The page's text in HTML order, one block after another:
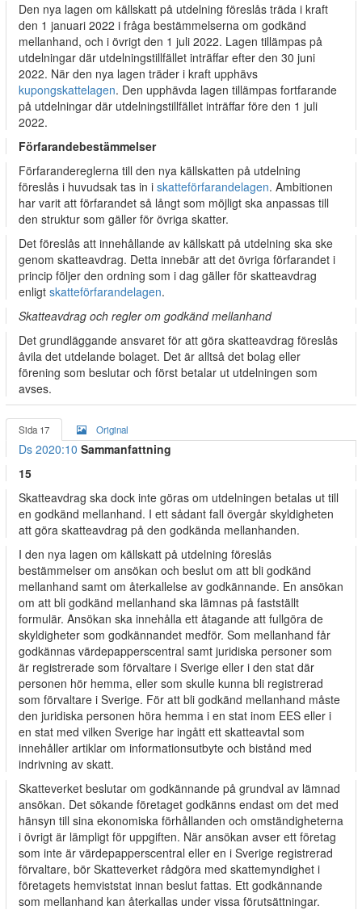
Den nya lagen om källskatt på utdelning föreslås träda i kraft
den 1 januari 2022 i fråga bestämmelserna om godkänd
mellanhand, och i övrigt den 1 juli 2022. Lagen tillämpas på
utdelningar där utdelningstillfället inträffar efter den 30 juni
2022. När den nya lagen träder i kraft upphävs
kupongskattelagen. Den upphävda lagen tillämpas fortfarande
på utdelningar där utdelningstillfället inträffar före den 1 juli
2022.
Förfarandebestämmelser
Förfarandereglerna till den nya källskatten på utdelning
föreslås i huvudsak tas in i skatteförfarandelagen. Ambitionen
har varit att förfarandet så långt som möjligt ska anpassas till
den struktur som gäller för övriga skatter.
Det föreslås att innehållande av källskatt på utdelning ska ske
genom skatteavdrag. Detta innebär att det övriga förfarandet i
princip följer den ordning som i dag gäller för skatteavdrag
enligt skatteförfarandelagen.
Skatteavdrag och regler om godkänd mellanhand
Det grundläggande ansvaret för att göra skatteavdrag föreslås
åvila det utdelande bolaget. Det är alltså det bolag eller
förening som beslutar och först betalar ut utdelningen som
avses.
Sida 17 Original
Ds 2020:10 Sammanfattning
15
Skatteavdrag ska dock inte göras om utdelningen betalas ut till
en godkänd mellanhand. I ett sådant fall övergår skyldigheten
att göra skatteavdrag på den godkända mellanhanden.
I den nya lagen om källskatt på utdelning föreslås
bestämmelser om ansökan och beslut om att bli godkänd
mellanhand samt om återkallelse av godkännande. En ansökan
om att bli godkänd mellanhand ska lämnas på fastställt
formulär. Ansökan ska innehålla ett åtagande att fullgöra de
skyldigheter som godkännandet medför. Som mellanhand får
godkännas värdepapperscentral samt juridiska personer som
är registrerade som förvaltare i Sverige eller i den stat där
personen hör hemma, eller som skulle kunna bli registrerad
som förvaltare i Sverige. För att bli godkänd mellanhand måste
den juridiska personen höra hemma i en stat inom EES eller i
en stat med vilken Sverige har ingått ett skatteavtal som
innehåller artiklar om informationsutbyte och bistånd med
indrivning av skatt.
Skatteverket beslutar om godkännande på grundval av lämnad
ansökan. Det sökande företaget godkänns endast om det med
hänsyn till sina ekonomiska förhållanden och omständigheterna
i övrigt är lämpligt för uppgiften. När ansökan avser ett företag
som inte är värdepapperscentral eller en i Sverige registrerad
förvaltare, bör Skatteverket rådgöra med skattemyndighet i
företagets hemviststat innan beslut fattas. Ett godkännande
som mellanhand kan återkallas under vissa förutsättningar.